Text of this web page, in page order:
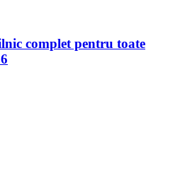
complet pentru toate